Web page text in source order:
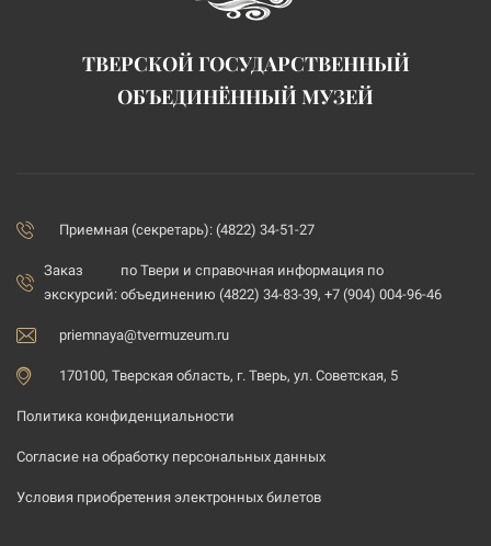
ТВЕРСКОЙ ГОСУДАРСТВЕННЫЙ
ОБЪЕДИНЁННЫЙ МУЗЕЙ
Приемная (секретарь): (4822) 34-51-27
Заказ
экскурсий:
по Твери и справочная информация по
объединению (4822) 34-83-39, +7 (904) 004-96-46
priemnaya@tvermuzeum.ru
170100, Тверская область, г. Тверь, ул. Советская, 5
Политика конфиденциальности
Согласие на обработку персональных данных
Условия приобретения электронных билетов